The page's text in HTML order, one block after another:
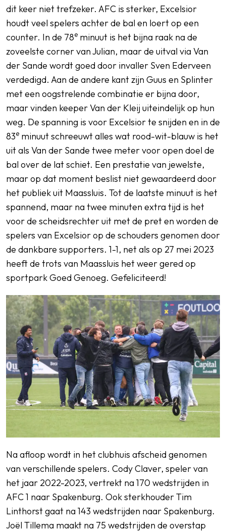
dit keer niet trefzeker. AFC is sterker, Excelsior
houdt veel spelers achter de bal en loert op een
counter. In de 78e minuut is het bijna raak na de
zoveelste corner van Julian, maar de uitval via Van
der Sande wordt goed door invaller Sven Ederveen
verdedigd. Aan de andere kant zijn Guus en Splinter
met een oogstrelende combinatie er bijna door,
maar vinden keeper Van der Kleij uiteindelijk op hun
weg. De spanning is voor Excelsior te snijden en in de
83e minuut schreeuwt alles wat rood-wit-blauw is het
uit als Van der Sande twee meter voor open doel de
bal over de lat schiet. Een prestatie van jewelste,
maar op dat moment beslist niet gewaardeerd door
het publiek uit Maassluis. Tot de laatste minuut is het
spannend, maar na twee minuten extra tijd is het
voor de scheidsrechter uit met de pret en worden de
spelers van Excelsior op de schouders genomen door
de dankbare supporters. 1-1, net als op 27 mei 2023
heeft de trots van Maassluis het weer gered op
sportpark Goed Genoeg. Gefeliciteerd!
Na afloop wordt in het clubhuis afscheid genomen
van verschillende spelers. Cody Claver, speler van
het jaar 2022-2023, vertrekt na 170 wedstrijden in
AFC 1 naar Spakenburg. Ook sterkhouder Tim
Linthorst gaat na 143 wedstrijden naar Spakenburg.
Joël Tillema maakt na 75 wedstrijden de overstap